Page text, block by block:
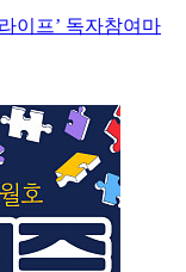
이프’ 독자참여마